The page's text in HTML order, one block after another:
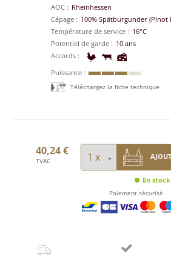
AOC
Rheinhessen
Cépage
100% Spätburgunder (Pinot
Température de service
16°C
Potentiel de garde
10 ans
Accords
Puissance
Téléchargez la fiche technique
40,24 €
TVAC
En stock
Paiement sécurisé